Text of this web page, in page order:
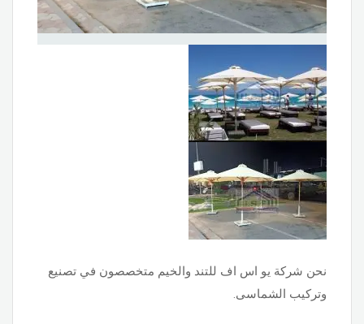
نحن شركة يو اس اف للتند والخيم متخصصون في تصنيع
وتركيب الشماسى.